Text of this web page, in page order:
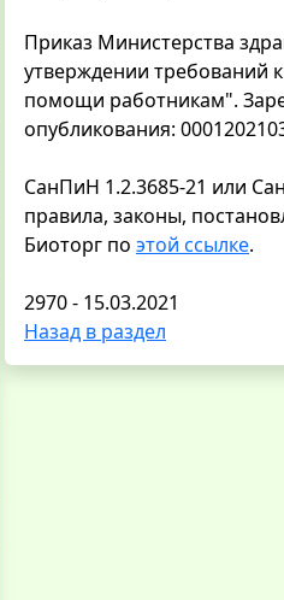
Приказ Министерства
утверждении требований
помощи работникам".
опубликования:
СанПиН 1.2.3685-21 или
правила, законы,
Биоторг по этой ссылке.
2970 - 15.03.2021
Назад в раздел